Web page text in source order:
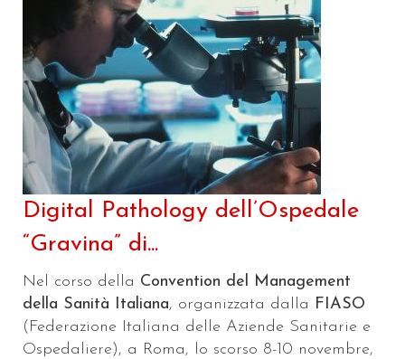
Digital Pathology dell’Ospedale
“Gravina” di...
Nel corso della Convention del Management
della Sanità Italiana, organizzata dalla FIASO
(Federazione Italiana delle Aziende Sanitarie e
Ospedaliere), a Roma, lo scorso 8-10 novembre,